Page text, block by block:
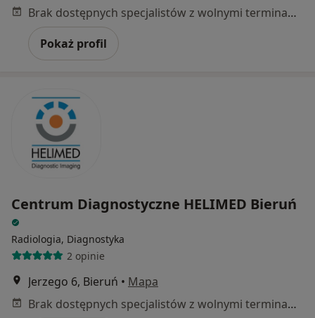
Brak dostępnych specjalistów z wolnymi terminami w tym centrum medycznym.
Pokaż profil
Centrum Diagnostyczne HELIMED Bieruń
Radiologia, Diagnostyka
2 opinie
Jerzego 6, Bieruń • Mapa
Brak dostępnych specjalistów z wolnymi terminami w tym centrum medycznym.